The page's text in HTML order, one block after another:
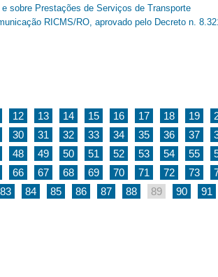
sobre Prestações de Serviços de Transporte
RICMS/RO, aprovado pelo Decreto n.
12 13 14 15 16 17 18 19
30 31 32 33 34 35 36 37
48 49 50 51 52 53 54 55
66 67 68 69 70 71 72 73
83 84 85 86 87 88 89 90 91